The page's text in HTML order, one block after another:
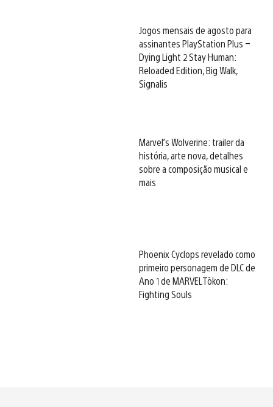
Jogos mensais de agosto para
assinantes PlayStation Plus –
Dying Light 2 Stay Human:
Reloaded Edition, Big Walk,
Signalis
Marvel’s Wolverine: trailer da
história, arte nova, detalhes
sobre a composição musical e
mais
Phoenix Cyclops revelado como
primeiro personagem de DLC de
Ano 1 de MARVEL Tōkon:
Fighting Souls